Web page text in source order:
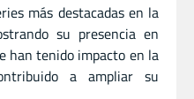
más destacadas en la
su presencia en
han tenido impacto en la
a ampliar su